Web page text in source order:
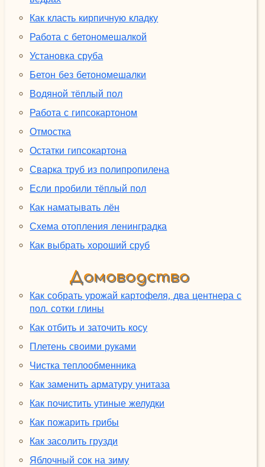
Как класть кирпичную кладку
Работа с бетономешалкой
Установка сруба
Бетон без бетономешалки
Водяной тёплый пол
Работа с гипсокартоном
Отмостка
Остатки гипсокартона
Сварка труб из полипропилена
Если пробили тёплый пол
Как наматывать лён
Схема отопления ленинградка
Как выбрать хороший сруб
Домоводство
Как собрать урожай картофеля, два центнера с
пол. сотки глины
Как отбить и заточить косу
Плетень своими руками
Чистка теплообменника
Как заменить арматуру унитаза
Как почистить утиные желудки
Как пожарить грибы
Как засолить грузди
Яблочный сок на зиму